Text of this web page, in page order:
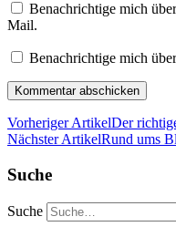
Benachrichtige mich
Mail.
Benachrichtige mich
Vorheriger ArtikelDer
Nächster ArtikelRund ums
Suche
Suche